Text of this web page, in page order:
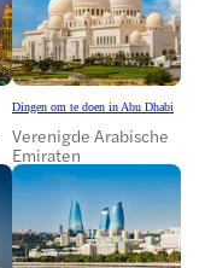
Dingen om te doen in Abu Dhabi
Verenigde Arabische
Emiraten